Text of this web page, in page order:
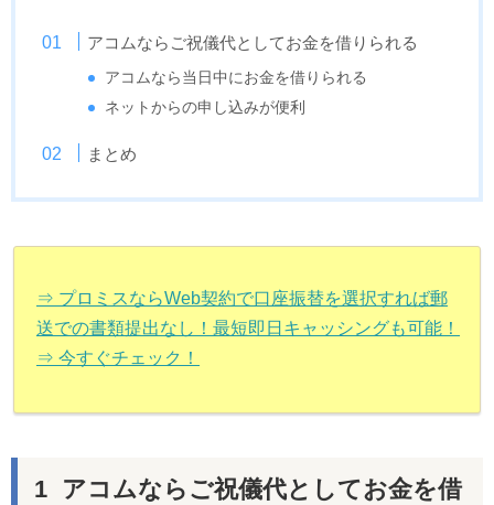
アコムならご祝儀代としてお金を借りられる
アコムなら当日中にお金を借りられる
ネットからの申し込みが便利
まとめ
⇒ プロミスならWeb契約で口座振替を選択すれば郵
送での書類提出なし！最短即日キャッシングも可能！
⇒ 今すぐチェック！
アコムならご祝儀代としてお金を借